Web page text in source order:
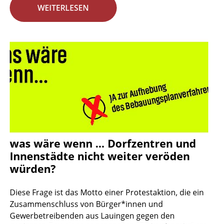
WEITERLESEN
was wäre wenn … Dorfzentren und
Innenstädte nicht weiter veröden
würden?
Diese Frage ist das Motto einer Protestaktion, die ein
Zusammenschluss von Bürger*innen und
Gewerbetreibenden aus Lauingen gegen den